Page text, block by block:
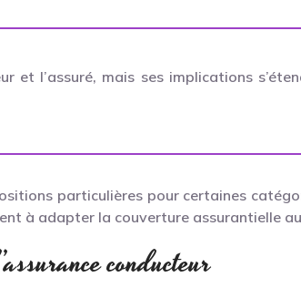
et l’assuré, mais ses implications
particulières pour certaines
à adapter la couverture assurantielle
conducteur